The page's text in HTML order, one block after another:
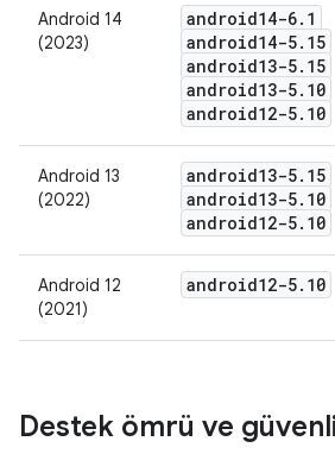
Android 14
(2023)
android14-6. 1
android14-5. 15
android13-5. 15
android13-5. 10
android12-5. 10
Android 13
(2022)
android13-5. 15
android13-5. 10
android12-5. 10
Android 12
(2021)
android12-5. 10
Destek ömrü ve